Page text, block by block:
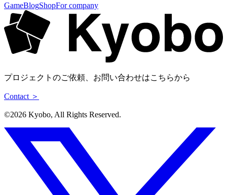
GameBlogShopFor company
プロジェクトのご依頼、お問い合わせはこちらから
Contact ＞
©︎2026 Kyobo, All Rights Reserved.